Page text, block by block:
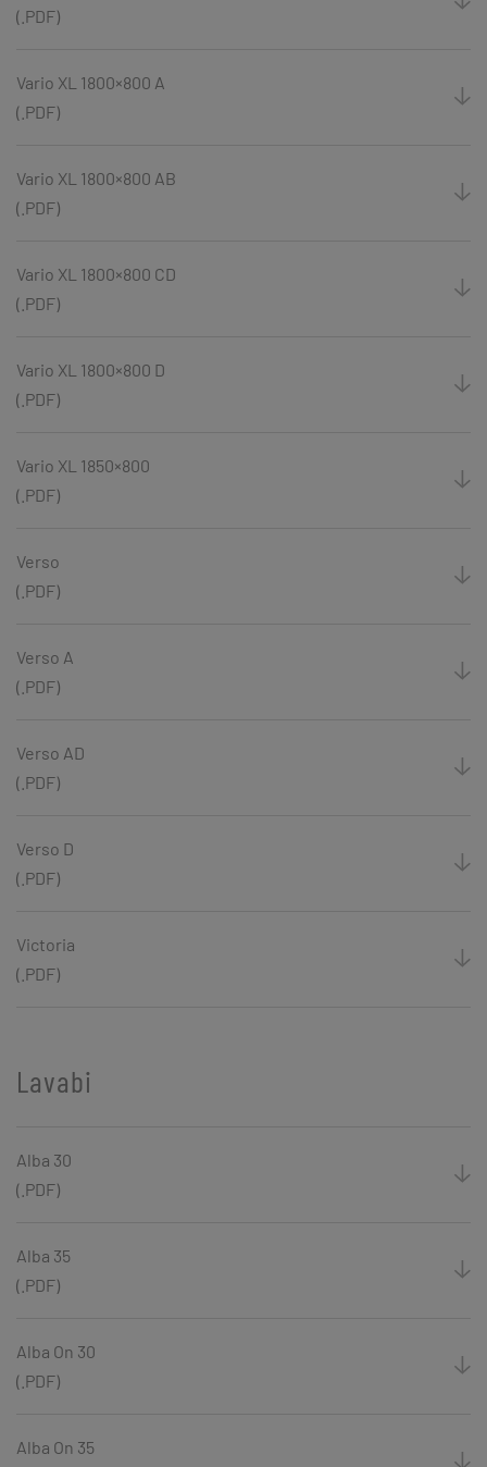
(.PDF)
Vario XL 1800×800 A
(.PDF)
Vario XL 1800×800 AB
(.PDF)
Vario XL 1800×800 CD
(.PDF)
Vario XL 1800×800 D
(.PDF)
Vario XL 1850×800
(.PDF)
Verso
(.PDF)
Verso A
(.PDF)
Verso AD
(.PDF)
Verso D
(.PDF)
Victoria
(.PDF)
Lavabi
Alba 30
(.PDF)
Alba 35
(.PDF)
Alba On 30
(.PDF)
Alba On 35